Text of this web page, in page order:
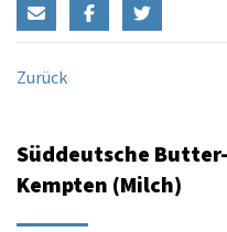
Zurück
Süddeutsche Butter-
Kempten (Milch)